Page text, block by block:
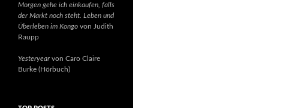
Morgen gehe ich einkaufen, falls
der Markt noch steht. Leben und
Überleben im Kongo von Judith
Raupp
Yesteryearvon Caro Claire
Burke (Hörbuch)